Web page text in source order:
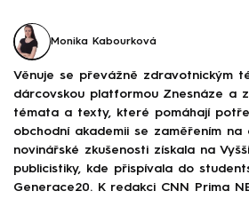
Monika Kabourková
Věnuje se převážně zdravotnickým
dárcovskou platformou Znesnáze a
témata a texty, které pomáhají
obchodní akademii se zaměřením na
novinářské zkušenosti získala na
publicistiky, kde přispívala do
Generace20. K redakci CNN Prima